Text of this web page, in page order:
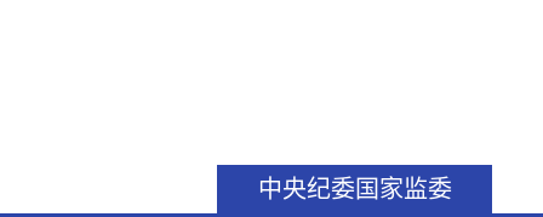
中央纪委国家监委